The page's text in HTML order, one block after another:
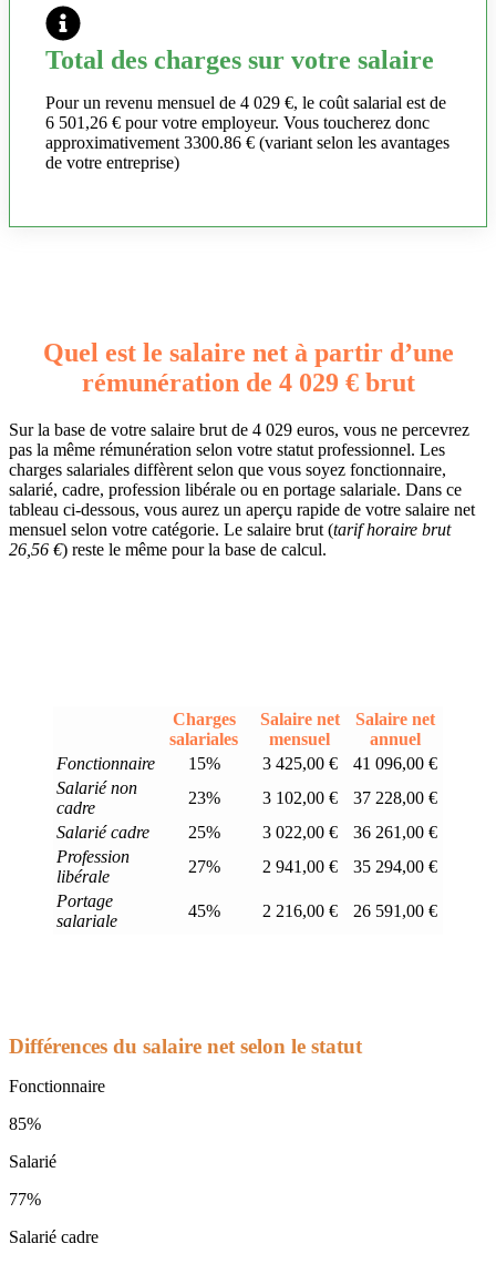
Total des charges sur votre salaire
Pour un revenu mensuel de 4 029 €, le coût salarial est de
6 501,26 € pour votre employeur. Vous toucherez donc
approximativement 3300.86 € (variant selon les avantages
de votre entreprise)
Quel est le salaire net à partir d’une
rémunération de 4 029 € brut
Sur la base de votre salaire brut de 4 029 euros, vous ne percevrez
pas la même rémunération selon votre statut professionnel. Les
charges salariales diffèrent selon que vous soyez fonctionnaire,
salarié, cadre, profession libérale ou en portage salariale. Dans ce
tableau ci-dessous, vous aurez un aperçu rapide de votre salaire net
mensuel selon votre catégorie. Le salaire brut (tarif horaire brut
26,56 €) reste le même pour la base de calcul.
Charges
salariales
Salaire net
mensuel
Salaire net
annuel
Fonctionnaire
15% 3 425,00 €
41 096,00 €
Salarié non
cadre
23% 3 102,00 €
37 228,00 €
Salarié cadre
25% 3 022,00 €
36 261,00 €
Profession
libérale
27% 2 941,00 €
35 294,00 €
Portage
salariale
45% 2 216,00 € 26 591,00 €
Différences du salaire net selon le statut
Fonctionnaire
85%
Salarié
77%
Salarié cadre